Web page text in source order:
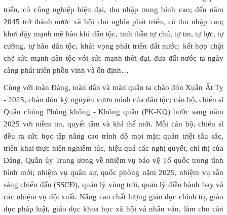
triển, có công nghiệp hiện đại, thu nhập trung bình cao; đến năm
2045 trở thành nước xã hội chủ nghĩa phát triển, có thu nhập cao;
khơi dậy mạnh mẽ hào khí dân tộc, tinh thần tự chủ, tự tin, tự lực, tự
cường, tự hào dân tộc, khát vọng phát triển đất nước; kết hợp chặt
chẽ sức mạnh dân tộc với sức mạnh thời đại, đưa đất nước ta ngày
càng phát triển phồn vinh và ổn định…
Cùng với toàn Đảng, toàn dân và toàn quân ta chào đón Xuân Ất Tỵ
- 2025, chào đón kỷ nguyên vươn mình của dân tộc; cán bộ, chiến sĩ
Quân chủng Phòng không - Không quân (PK-KQ) bước sang năm
2025 với niềm tin, quyết tâm và khí thế mới. Mỗi cán bộ, chiến sĩ
đều ra sức học tập nâng cao trình độ mọi mặt; quán triệt sâu sắc,
triển khai thực hiện nghiêm túc, hiệu quả các nghị quyết, chỉ thị của
Đảng, Quân ủy Trung ương về nhiệm vụ bảo vệ Tổ quốc trong tình
hình mới; nhiệm vụ quân sự, quốc phòng năm 2025, nhiệm vụ sẵn
sàng chiến đấu (SSCĐ), quản lý vùng trời, quản lý điều hành bay và
các nhiệm vụ đột xuất. Nâng cao chất lượng giáo dục chính trị, giáo
dục pháp luật, giáo dục khoa học xã hội và nhân văn, làm cho cán